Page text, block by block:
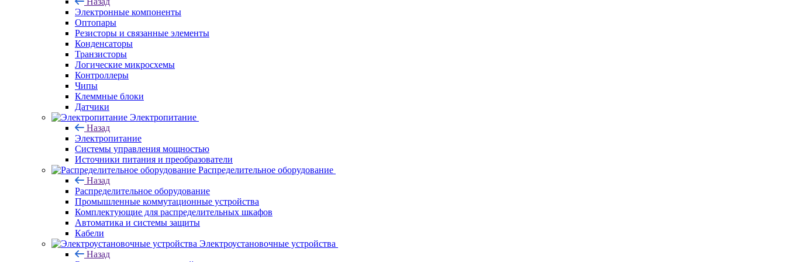
Электронные компоненты
Оптопары
Резисторы и связанные элементы
Конденсаторы
Транзисторы
Логические микросхемы
Контроллеры
Чипы
Клеммные блоки
Датчики
Электропитание
Назад
Электропитание
Системы управления мощностью
Источники питания и преобразователи
Распределительное оборудование
Назад
Распределительное оборудование
Промышленные коммутационные устройства
Комплектующие для распределительных шкафов
Автоматика и системы защиты
Кабели
Электроустановочные устройства
Назад